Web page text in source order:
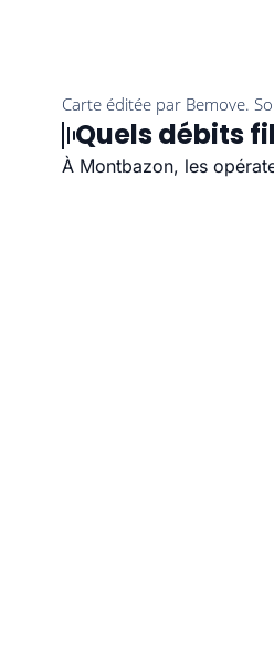
Quels débits
À Montbazon, les